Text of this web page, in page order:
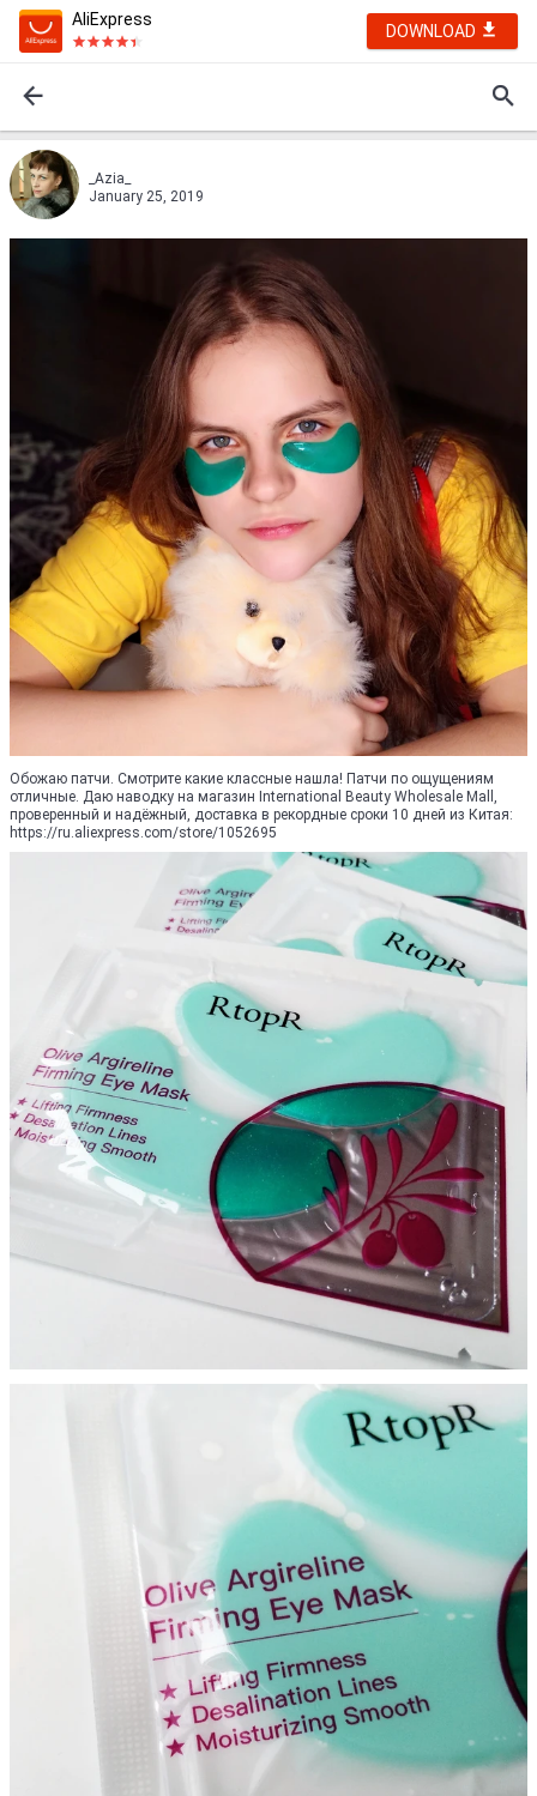
AliExpress
DOWNLOAD
_Azia_
January 25, 2019
Обожаю патчи. Смотрите какие классные нашла! Патчи по ощущениям
отличные. Даю наводку на магазин International Beauty Wholesale Mall,
проверенный и надёжный, доставка в рекордные сроки 10 дней из Китая:
https://ru.aliexpress.com/store/1052695